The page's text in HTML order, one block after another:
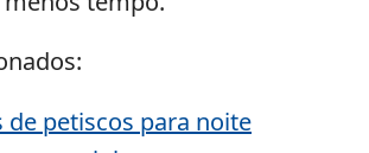
de petiscos para noite